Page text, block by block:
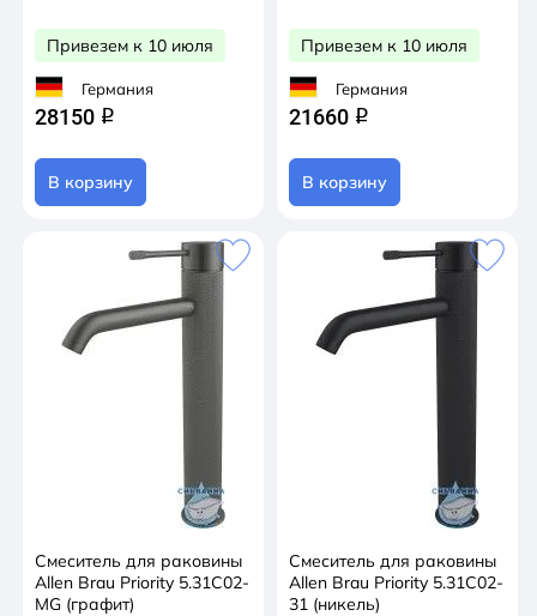
Привезем к 10 июля
Германия
28150 q
В корзину
Привезем к 10 июля
Германия
21660 q
В корзину
Смеситель для раковины
Allen Brau Priority 5.31С02-
MG (графит)
Смеситель для раковины
Allen Brau Priority 5.31С02-
31 (никель)